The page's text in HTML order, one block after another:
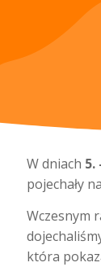
W dniach 5.
pojechały
Wczesnym
która